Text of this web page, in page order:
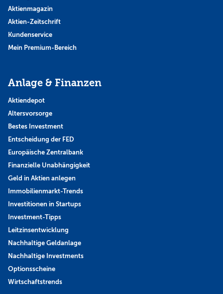
Aktienmagazin
Aktien-Zeitschrift
Kundenservice
Mein Premium-Bereich
Anlage & Finanzen
Aktiendepot
Altersvorsorge
Bestes Investment
Entscheidung der FED
Europäische Zentralbank
Finanzielle Unabhängigkeit
Geld in Aktien anlegen
Immobilienmarkt-Trends
Investitionen in Startups
Investment-Tipps
Leitzinsentwicklung
Nachhaltige Geldanlage
Nachhaltige Investments
Optionsscheine
Wirtschaftstrends